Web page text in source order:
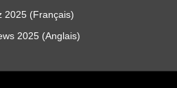
2025 (Français)
2025 (Anglais)